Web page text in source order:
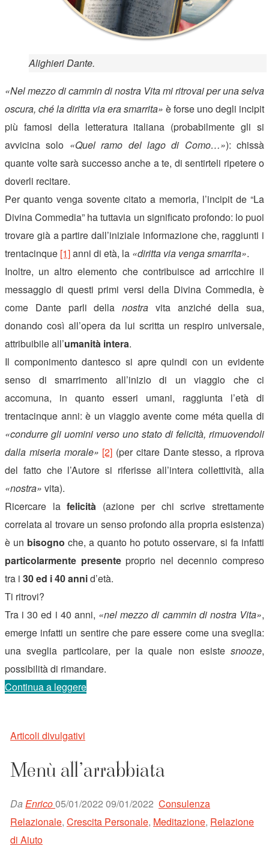
Alighieri Dante.
«Nel mezzo di cammin di nostra Vita mi ritrovai per una selva
oscura, ché la diritta via era smarrita» è forse uno degli incipit
più famosi della letteratura italiana (probabilmente gli si
avvicina solo «Quel ramo del lago di Como…»): chissà
quante volte sarà successo anche a te, di sentirteli ripetere o
doverli recitare.
Per quanto venga sovente citato a memoria, l’incipit de “La
Divina Commedia” ha tuttavia un significato profondo: lo puoi
trovare già a partire dall’iniziale informazione che, raggiunti i
trentacinque [1]anni di età, la «diritta via venga smarrita».
Inoltre, un altro elemento che contribuisce ad arricchire il
messaggio di questi primi versi della Divina Commedia, è
come Dante parli della nostra vita anziché della sua,
donando così all’opera da lui scritta un respiro universale,
attribuibile all’umanità intera.
Il componimento dantesco si apre quindi con un evidente
senso di smarrimento all’inizio di un viaggio che ci
accomuna, in quanto esseri umani, raggiunta l’età di
trentacinque anni: è un viaggio avente come méta quella di
«condurre gli uomini verso uno stato di felicità, rimuovendoli
dalla miseria morale» [2] (per citare Dante stesso, a riprova
del fatto che l’Autore si riferisse all’intera collettività, alla
«nostra» vita).
Ricercare lafelicità (azione per chi scrive strettamente
correlata al trovare un senso profondo alla propria esistenza)
è un bisogno che, a quanto ho potuto osservare, si fa infatti
particolarmente presenteproprio nel decennio compreso
tra i 30 ed i 40 annid’età.
Ti ritrovi?
Tra i 30 ed i 40 anni, «nel mezzo di cammin di nostra Vita»,
emerge infatti un sentire che pare essere come una sveglia:
una sveglia particolare, per la quale non esiste snooze,
possibilità di rimandare.
Continua a leggere“Nel
tua
nostra
Articoli divulgativi
Menù all’arrabbiata
DaEnrico05/01/2022 09/01/2022 Consulenza
Relazionale, Crescita Personale, Meditazione, Relazione
di Aiuto